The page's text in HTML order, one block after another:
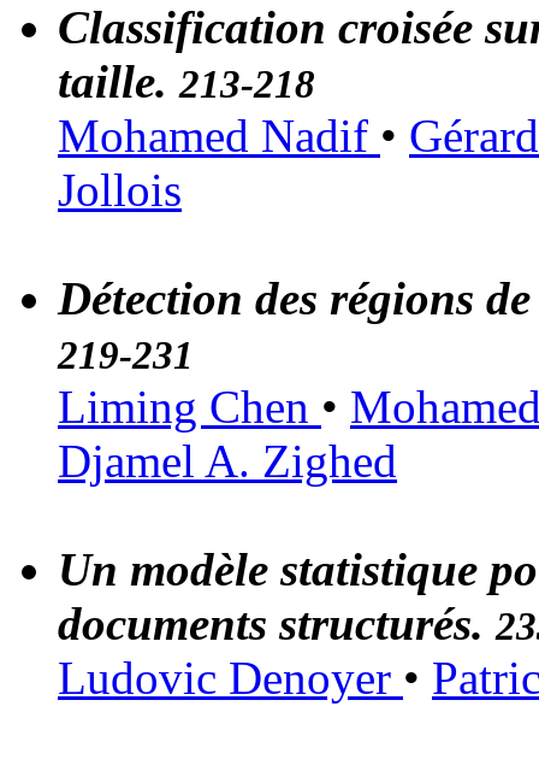
Classification croisée
taille.213-218
Mohamed Nadif •
Jollois
Détection des régions
219-231
Liming Chen •
Djamel A. Zighed
Un modèle statistique
documents structurés.
Ludovic Denoyer •